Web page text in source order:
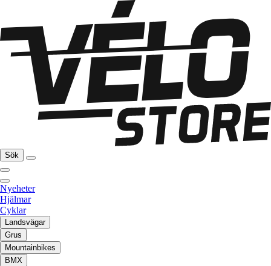
Sök
Nyeheter
Hjälmar
Cyklar
Landsvägar
Grus
Mountainbikes
BMX